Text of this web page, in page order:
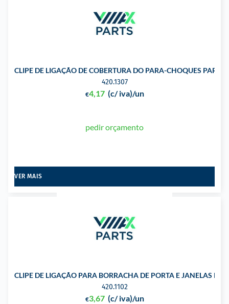
CLIPE DE LIGAÇÃO DE COBERTURA DO PARA-CHOQUES PARA
420.1307
€4,17 (c/ iva)/un
pedir orçamento
VER MAIS
CLIPE DE LIGAÇÃO PARA BORRACHA DE PORTA E JANELAS
420.1102
€3,67 (c/ iva)/un